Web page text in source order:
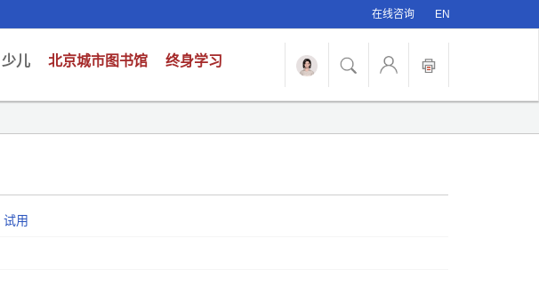
在线咨询 EN
少儿 北京城市图书馆 终身学习
试用